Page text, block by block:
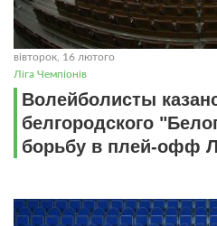
вівторок, 16 лютого
Ліга Чемпіонів
Волейболисты
белгородского
борьбу в плей-офф